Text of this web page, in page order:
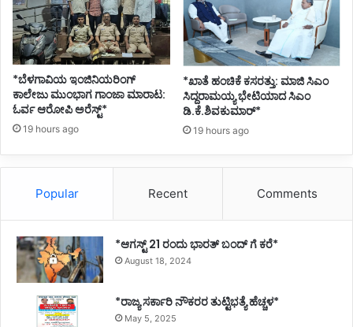
*ಬೆಳಗಾವಿಯ ಇಂಜಿನಿಯರಿಂಗ್‌
ಕಾಲೇಜು ಮುಂಭಾಗ ಗಾಂಜಾ ಮಾರಾಟ:
ಓರ್ವ ಆರೋಪಿ ಅರೆಸ್ಟ್*
19 hours ago
*ಖಾತೆ ಹಂಚಿಕೆ ಕಸರತ್ತು: ಮಾಜಿ ಸಿಎಂ
ಸಿದ್ದರಾಮಯ್ಯ ಭೇಟಿಯಾದ ಸಿಎಂ
ಡಿ.ಕೆ.ಶಿವಕುಮಾರ್*
19 hours ago
Popular Recent Comments
*ಆಗಸ್ಟ್ 21 ರಂದು ಭಾರತ್‌ ಬಂದ್‌ ಗೆ ಕರೆ*
August 18, 2024
*ರಾಜ್ಯ ಸರ್ಕಾರಿ ನೌಕರರ ತುಟ್ಟಿಭತ್ಯೆ ಹೆಚ್ಚಳ*
May 5, 2025